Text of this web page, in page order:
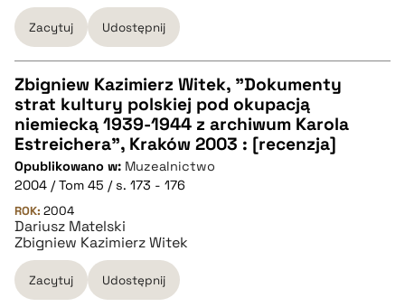
pobierz cytat
Zacytuj Udostępnij
CZYSTY TEKST
pobierz cytat
BIBTEX
pobierz cytat
Zbigniew Kazimierz Witek, "Dokumenty
strat kultury polskiej pod okupacją
niemiecką 1939-1944 z archiwum Karola
Estreichera", Kraków 2003 : [recenzja]
Opublikowano w: Muzealnictwo
2004 / Tom 45 / s. 173 - 176
ROK: 2004
Dariusz Matelski
Zbigniew Kazimierz Witek
Zacytuj Udostępnij